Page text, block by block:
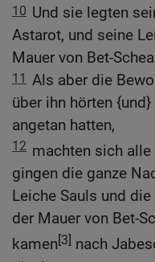
10 Und sie legten
Astarot, und seine
Mauer von Bet-
11 Als aber die
über ihn hörten
angetan hatten,
12 machten sich
gingen die ganze
Leiche Sauls und
der Mauer von Bet-
kamen[3] nach